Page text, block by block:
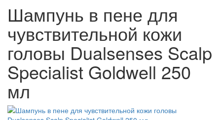
Шампунь в пене для
чувствительной кожи
головы Dualsenses Scalp
Specialist Goldwell 250
мл